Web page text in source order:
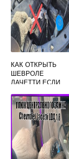
КАК ОТКРЫТЬ
ШЕВРОЛЕ
ЛАЧЕТТИ ЕСЛИ
АККУМУЛЯТОР